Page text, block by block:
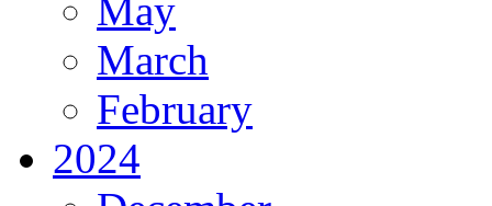
May
March
February
2024